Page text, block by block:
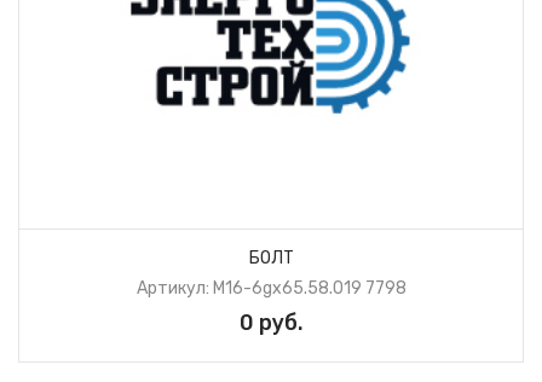
БОЛТ
Артикул: М16-6gх65.58.019 7798
0 руб.